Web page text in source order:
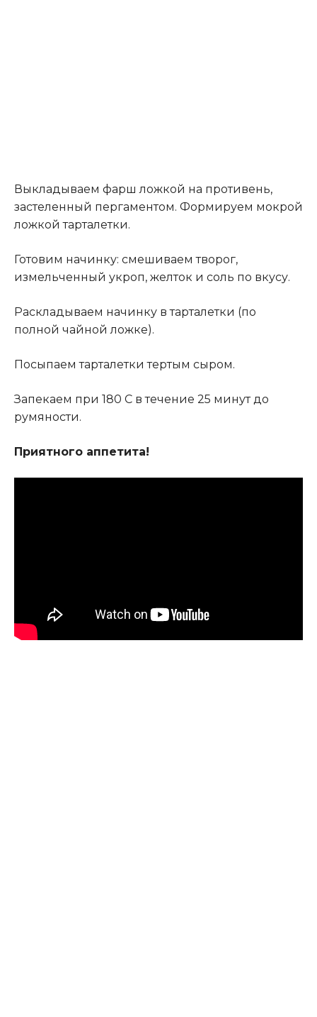
Выкладываем фарш ложкой на противень,
застеленный пергаментом. Формируем мокрой
ложкой тарталетки.
Готовим начинку: смешиваем творог,
измельченный укроп, желток и соль по вкусу.
Раскладываем начинку в тарталетки (по
полной чайной ложке).
Посыпаем тарталетки тертым сыром.
Запекаем при 180 С в течение 25 минут до
румяности.
Приятного аппетита!